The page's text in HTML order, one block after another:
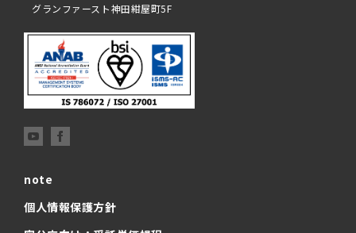
グランファースト神田紺屋町5F
note
個人情報保護方針